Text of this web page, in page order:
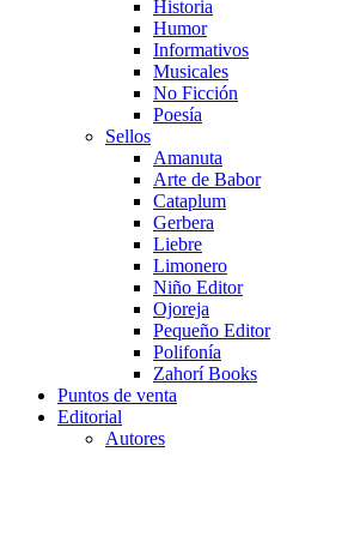
Historia
Humor
Informativos
Musicales
No Ficción
Poesía
Sellos
Amanuta
Arte de Babor
Cataplum
Gerbera
Liebre
Limonero
Niño Editor
Ojoreja
Pequeño Editor
Polifonía
Zahorí Books
Puntos de venta
Editorial
Autores